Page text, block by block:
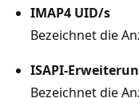
IMAP4 UID/s
Bezeichnet die
ISAPI-
Bezeichnet die